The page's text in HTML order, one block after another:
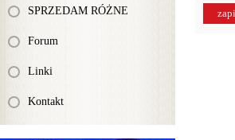
SPRZEDAM RÓŻNE
Forum
Linki
Kontakt